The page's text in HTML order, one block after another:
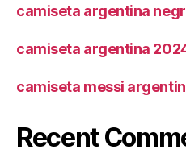
camiseta argentina
camiseta argentina
camiseta messi
Recent